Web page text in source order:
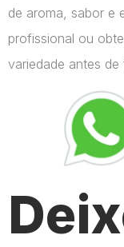
de aroma, sabor e
profissional ou
variedade antes